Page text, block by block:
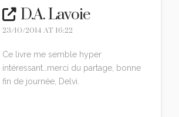
D.A. Lavoie
23/10/2014 AT 16:22
Ce livre me semble hyper
intéressant…merci du partage, bonne
fin de journée, Delvi.